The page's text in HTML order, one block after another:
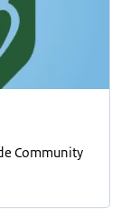
Community